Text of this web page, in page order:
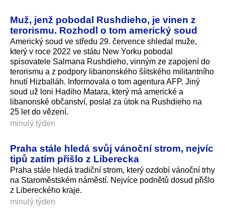
Muž, jenž pobodal Rushdieho, je vinen z
terorismu. Rozhodl o tom americký soud
Americký soud ve středu 29. července shledal muže,
který v roce 2022 ve státu New Yorku pobodal
spisovatele Salmana Rushdieho, vinným ze zapojení do
terorismu a z podpory libanonského šíitského militantního
hnutí Hizballáh. Informovala o tom agentura AFP. Jiný
soud už loni Hadiho Matara, který má americké a
libanonské občanství, poslal za útok na Rushdieho na
25 let do vězení.
minulý týden
Praha stále hledá svůj vánoční strom, nejvíc
tipů zatím přišlo z Liberecka
Praha stále hledá tradiční strom, který ozdobí vánoční trhy
na Staroměstském náměstí. Nejvíce podnětů dosud přišlo
z Libereckého kra­je.
minulý týden